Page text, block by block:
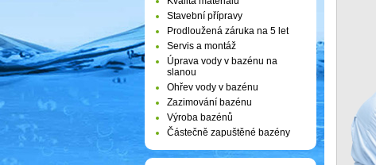
Stavební přípravy
Prodloužená záruka na 5 let
Servis a montáž
Úprava vody v bazénu na
slanou
Ohřev vody v bazénu
Zazimování bazénu
Výroba bazénů
Částečně zapuštěné bazény